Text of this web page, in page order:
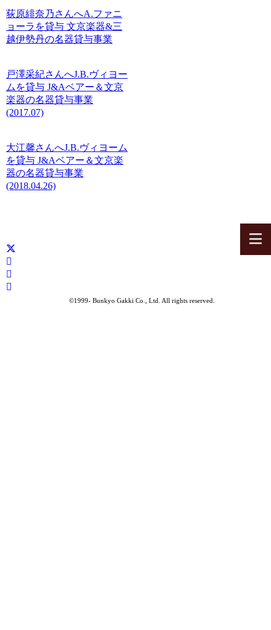
荻原緋奈乃さんへA.ファニ
ョーラを貸与 文京楽器&三
越伊勢丹の名器貸与事業
戸澤采紀さんへJ.B.ヴィヨー
ムを貸与 J&Aベアー＆文京
楽器の名器貸与事業
(2017.07)
大江馨さんへJ.B.ヴィヨーム
を貸与 J&Aベアー＆文京楽
器の名器貸与事業
(2018.04.26)
©1999-Bunkyo Gakki Co., Ltd. All rights reserved.